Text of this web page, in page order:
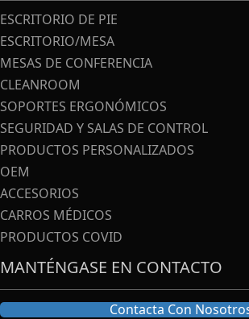
ESCRITORIO DE PIE
ESCRITORIO/MESA
MESAS DE CONFERENCIA
CLEANROOM
SOPORTES ERGONÓMICOS
SEGURIDAD Y SALAS DE CONTROL
PRODUCTOS PERSONALIZADOS
OEM
ACCESORIOS
CARROS MÉDICOS
PRODUCTOS COVID
MANTÉNGASE EN CONTACTO
Contacta Con